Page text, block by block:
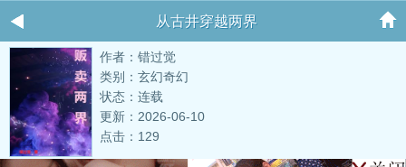
从古井穿越两界
作者：错过觉
类别：玄幻奇幻
状态：连载
更新：2026-06-10
点击：129